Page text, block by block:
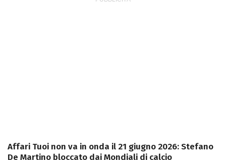
Affari Tuoi non va in onda il 21 giugno 2026: Stefano
De Martino bloccato dai Mondiali di calcio